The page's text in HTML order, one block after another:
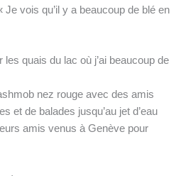
vois qu’il y a beaucoup de blé en
quais du lac où j’ai beaucoup de
nez rouge avec des amis
et de balades jusqu’au jet d’eau
amis venus à Genève pour